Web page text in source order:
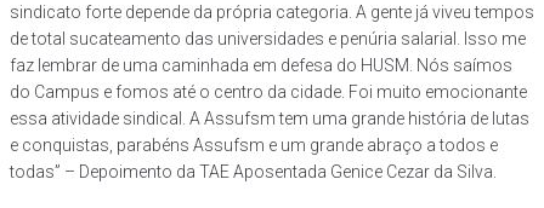
sindicato forte depende da própria categoria. A gente já viveu tempos
de total sucateamento das universidades e penúria salarial. Isso me
faz lembrar de uma caminhada em defesa do HUSM. Nós saímos
do Campus e fomos até o centro da cidade. Foi muito emocionante
essa atividade sindical. A Assufsm tem uma grande história de lutas
e conquistas, parabéns Assufsm e um grande abraço a todos e
todas” – Depoimento da TAE Aposentada Genice Cezar da Silva.